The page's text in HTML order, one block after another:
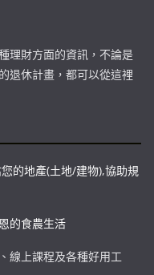
理財方面的資訊，不論是
退休計畫，都可以從這裡
的地產(土地/建物),協助規
的食農生活
線上課程及各種好用工